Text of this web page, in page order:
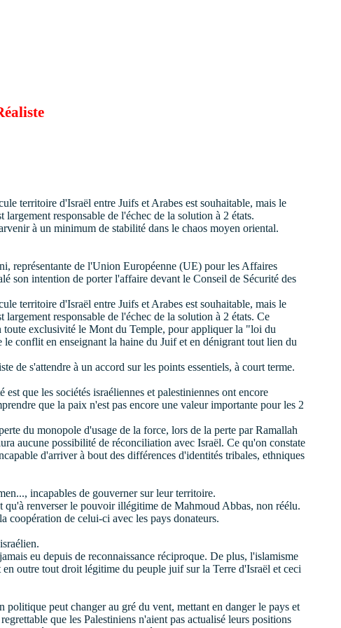
territoire d'Israël entre Juifs et Arabes est souhaitable, mais le
responsable de l'échec de la solution à 2 états.
à un minimum de stabilité dans le chaos moyen oriental.
représentante de l'Union Européenne (UE) pour les Affaires
son intention de porter l'affaire devant le Conseil de Sécurité des
territoire d'Israël entre Juifs et Arabes est souhaitable, mais le
responsable de l'échec de la solution à 2 états. Ce
toute exclusivité le Mont du Temple, pour appliquer la "loi du
conflit en enseignant la haine du Juif et en dénigrant tout lien du
de s'attendre à un accord sur les points essentiels, à court terme.
que les sociétés israéliennes et palestiniennes ont encore
que la paix n'est pas encore une valeur importante pour les 2
du monopole d'usage de la force, lors de la perte par Ramallah
aucune possibilité de réconciliation avec Israël. Ce qu'on constate
d'arriver à bout des différences d'identités tribales, ethniques
incapables de gouverner sur leur territoire.
qu'à renverser le pouvoir illégitime de Mahmoud Abbas, non réélu.
coopération de celui-ci avec les pays donateurs.
eu depuis de reconnaissance réciproque. De plus, l'islamisme
outre tout droit légitime du peuple juif sur la Terre d'Israël et ceci
peut changer au gré du vent, mettant en danger le pays et
que les Palestiniens n'aient pas actualisé leurs positions